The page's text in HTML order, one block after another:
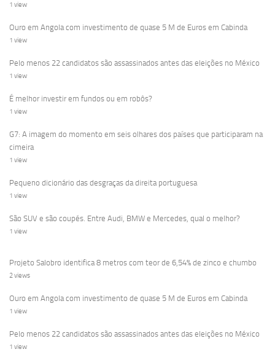
1 view
Ouro em Angola com investimento de quase 5 M de Euros em Cabinda
1 view
Pelo menos 22 candidatos são assassinados antes das eleições no México
1 view
É melhor investir em fundos ou em robôs?
1 view
G7: A imagem do momento em seis olhares dos países que participaram na
cimeira
1 view
Pequeno dicionário das desgraças da direita portuguesa
1 view
São SUV e são coupés. Entre Audi, BMW e Mercedes, qual o melhor?
1 view
Projeto Salobro identifica 8 metros com teor de 6,54% de zinco e chumbo
2 views
Ouro em Angola com investimento de quase 5 M de Euros em Cabinda
1 view
Pelo menos 22 candidatos são assassinados antes das eleições no México
1 view